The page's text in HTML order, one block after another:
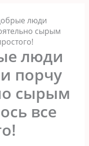
люди
сырым
люди
порчу
сырым
все